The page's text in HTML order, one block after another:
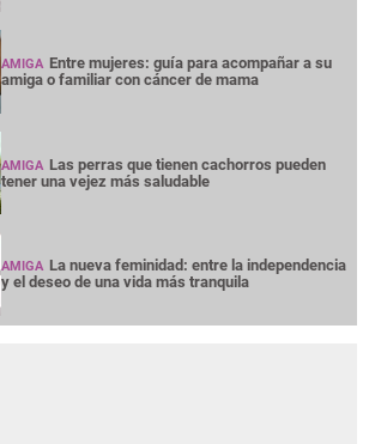
AMIGA Entre mujeres: guía para acompañar a su
amiga o familiar con cáncer de mama
AMIGA Las perras que tienen cachorros pueden
tener una vejez más saludable
AMIGA La nueva feminidad: entre la independencia
y el deseo de una vida más tranquila